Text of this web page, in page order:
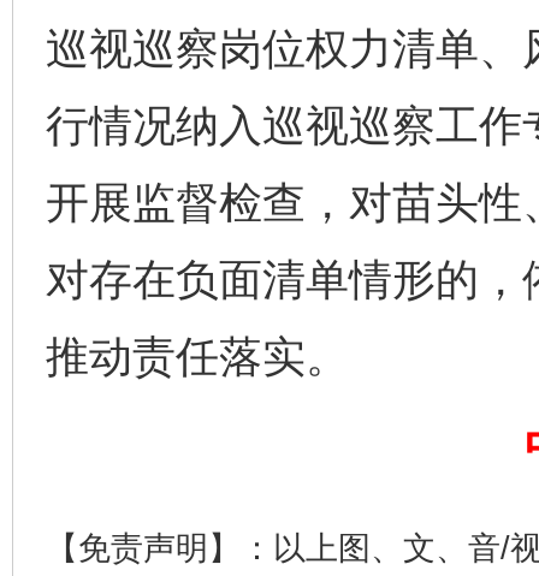
巡视巡察岗位权力清单
行情况纳入巡视巡察工
开展监督检查，对苗头
对存在负面清单情形的
推动责任落实。
【免责声明】：以上图、文、音/
完善运行机制助力责任有效落实 一纸欠
东山县通报“牛蛙产品抗生素超标问题” 法